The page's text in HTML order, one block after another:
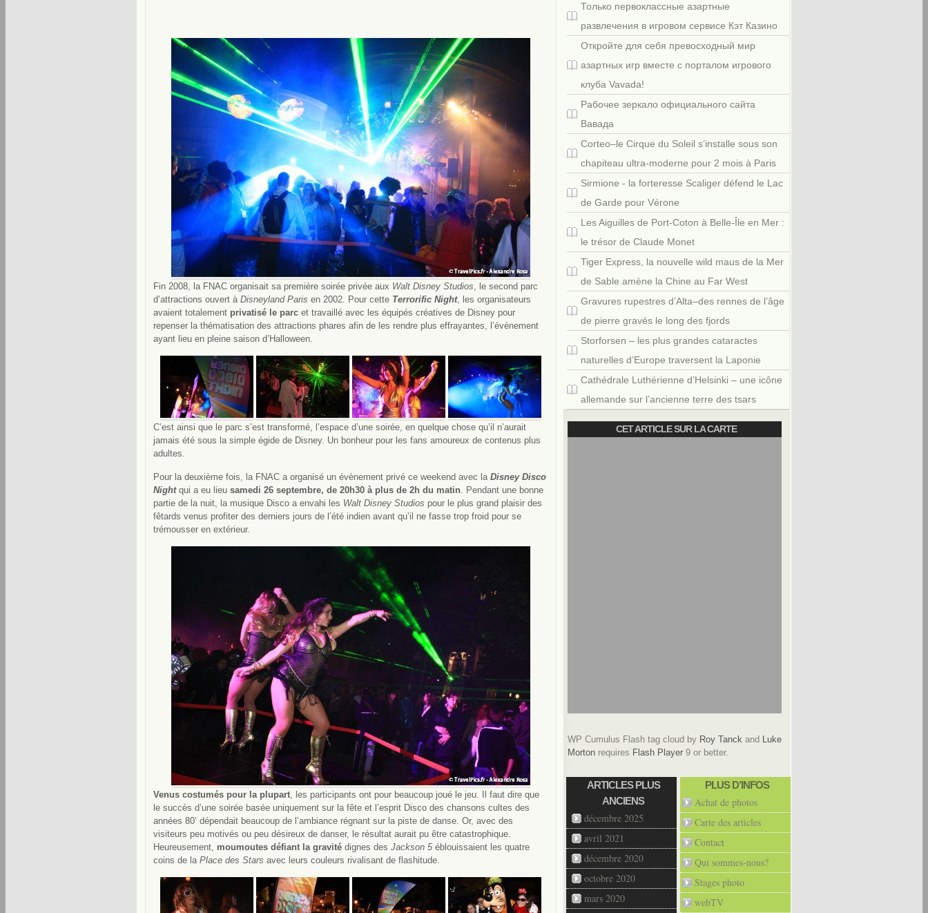
Fin 2008, la FNAC organisait sa première soirée privée aux Walt Disney Studios, le second parc
d’attractions ouvert à Disneyland Paris en 2002. Pour cette Terrorific Night, les organisateurs
avaient totalement privatisé le parc et travaillé avec les équipés créatives de Disney pour
repenser la thématisation des attractions phares afin de les rendre plus effrayantes, l’évènement
ayant lieu en pleine saison d’Halloween.
C’est ainsi que le parc s’est transformé, l’espace d’une soirée, en quelque chose qu’il n’aurait
jamais été sous la simple égide de Disney. Un bonheur pour les fans amoureux de contenus plus
adultes.
Pour la deuxième fois, la FNAC a organisé un évènement privé ce weekend avec la Disney Disco
Nightqui a eu lieu samedi 26 septembre, de 20h30 à plus de 2h du matin. Pendant une bonne
partie de la nuit, la musique Disco a envahi les Walt Disney Studios pour le plus grand plaisir des
fêtards venus profiter des derniers jours de l’été indien avant qu’il ne fasse trop froid pour se
trémousser en extérieur.
Venus costumés pour la plupart, les participants ont pour beaucoup joué le jeu. Il faut dire que
le succès d’une soirée basée uniquement sur la fête et l’esprit Disco des chansons cultes des
années 80’ dépendait beaucoup de l’ambiance régnant sur la piste de danse. Or, avec des
visiteurs peu motivés ou peu désireux de danser, le résultat aurait pu être catastrophique.
Heureusement, moumoutes défiant la gravité dignes des Jackson 5éblouissaient les quatre
coins de la Place des Stars avec leurs couleurs rivalisant de flashitude.
Только первоклассные азартные
развлечения в игровом сервисе Кэт Казино
Откройте для себя превосходный мир
азартных игр вместе с порталом игрового
клуба Vavada!
Рабочее зеркало официального сайта
Вавада
Corteo–le Cirque du Soleil s’installe sous son
chapiteau ultra-moderne pour 2 mois à Paris
Sirmione - la forteresse Scaliger défend le Lac
de Garde pour Vérone
Les Aiguilles de Port-Coton à Belle-Île en Mer :
le trésor de Claude Monet
Tiger Express, la nouvelle wild maus de la Mer
de Sable amène la Chine au Far West
Gravures rupestres d’Alta–des rennes de l’âge
de pierre gravés le long des fjords
Storforsen – les plus grandes cataractes
naturelles d’Europe traversent la Laponie
Cathédrale Luthérienne d’Helsinki – une icône
allemande sur l’ancienne terre des tsars
CET ARTICLE SUR LA CARTE
WP Cumulus Flash tag cloud by Roy Tanck and Luke
Morton requires Flash Player 9 or better.
ARTICLES PLUS
ANCIENS
décembre 2025
avril 2021
décembre 2020
octobre 2020
mars 2020
PLUS D’INFOS
Achat de photos
Carte des articles
Contact
Qui sommes-nous?
Stages photo
webTV